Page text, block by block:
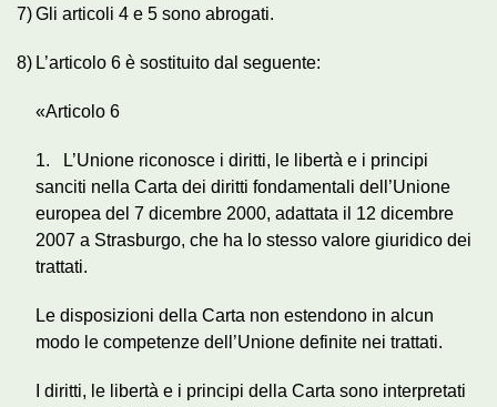
7)Gli articoli 4 e 5 sono abrogati.
8) L’articolo 6 è sostituito dal seguente:
«Articolo 6
1. L’Unione riconosce i diritti, le libertà e i principi
sanciti nella Carta dei diritti fondamentali dell’Unione
europea del 7 dicembre 2000, adattata il 12 dicembre
2007 a Strasburgo, che ha lo stesso valore giuridico dei
trattati.
Le disposizioni della Carta non estendono in alcun
modo le competenze dell’Unione definite nei trattati.
I diritti, le libertà e i principi della Carta sono interpretati